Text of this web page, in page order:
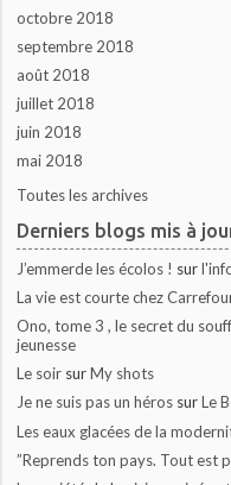
octobre 2018
septembre 2018
août 2018
juillet 2018
juin 2018
mai 2018
Toutes les archives
Derniers blogs mis à
J’emmerde les écolos ! sur
La vie est courte chez
Ono, tome 3 , le secret du
jeunesse
Le soir surMy shots
Je ne suis pas un héros surLe
Les eaux glacées de la
”Reprends ton pays. Tout est